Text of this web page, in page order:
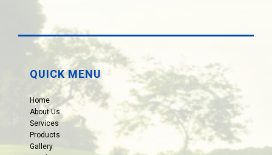
QUICK MENU
Home
About Us
Services
Products
Gallery